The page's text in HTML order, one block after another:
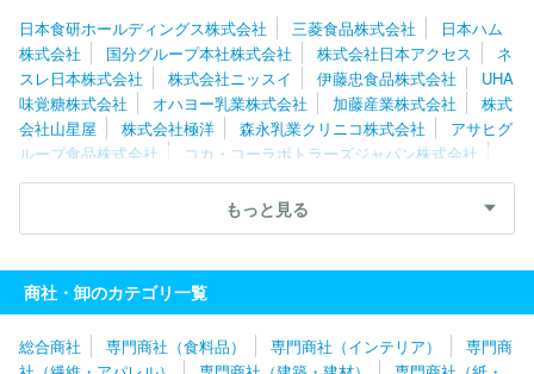
日本食研ホールディングス株式会社 三菱食品株式会社
日本ハム
株式会社
国分グループ本社株式会社 株式会社日本アクセス
ネ
スレ日本株式会社
株式会社ニッスイ 伊藤忠食品株式会社
UHA
味覚糖株式会社
オハヨー乳業株式会社 加藤産業株式会社
株式
会社山星屋
株式会社極洋 森永乳業クリニコ株式会社
アサヒグ
ループ食品株式会社
コカ・コーラボトラーズジャパン株式会社
株式会社西原商会
ハニューフーズ株式会社
株式会社マルイチ産
株式会社ラクト・ジャパン 株式会社トーホー
エノテカ株式
会社
社
東海澱粉株式会社 中日本フード株式会社
東京青果株式会
社
関東日本フード株式会社
デリカフーズ株式会社
ＡＮＡフーズ株式会社
コンフェックス株
もっと見る
商社・卸のカテゴリ一覧
総合商社 専門商社（食料品） 専門商社（インテリア）
専門商